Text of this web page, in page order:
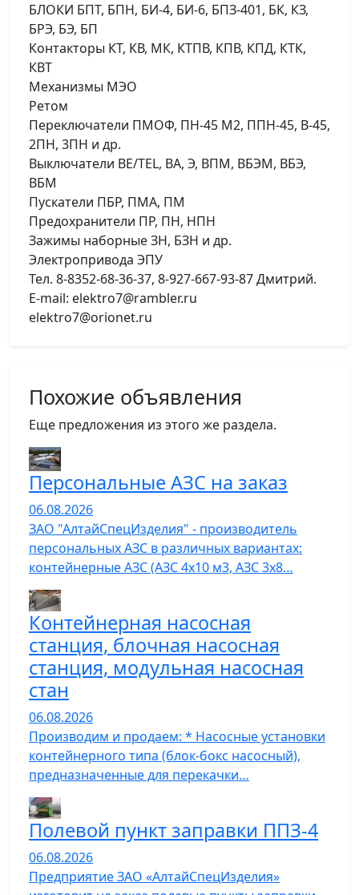
БЛОКИ БПТ, БПН, БИ-4, БИ-6, БПЗ-401, БК, КЗ,
БРЭ, БЭ, БП
Контакторы КТ, КВ, МК, КТПВ, КПВ, КПД, КТК,
КВТ
Механизмы МЭО
Ретом
Переключатели ПМОФ, ПН-45 М2, ППН-45, В-45,
2ПН, 3ПН и др.
Выключатели BE/TEL, BA, Э, ВПМ, ВБЭМ, ВБЭ,
ВБМ
Пускатели ПБР, ПМА, ПМ
Предохранители ПР, ПН, НПН
Зажимы наборные ЗН, БЗН и др.
Электропривода ЭПУ
Тел. 8-8352-68-36-37, 8-927-667-93-87 Дмитрий.
E-mail: elektro7@rambler.ru
elektro7@orionet.ru
Похожие объявления
Еще предложения из этого же раздела.
Персональные АЗС на заказ
06.08.2026
ЗАО "АлтайСпецИзделия" - производитель
персональных АЗС в различных вариантах:
контейнерные АЗС (АЗС 4х10 м3, АЗС 3х8…
Контейнерная насосная
станция, блочная насосная
станция, модульная насосная
стан
06.08.2026
Производим и продаем: * Насосные установки
контейнерного типа (блок-бокс насосный),
предназначенные для перекачки…
Полевой пункт заправки ППЗ-4
06.08.2026
Предприятие ЗАО «АлтайСпецИзделия»